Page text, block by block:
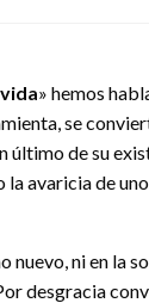
» hemos
se
último de su
la avaricia de
nuevo, ni en la
desgracia